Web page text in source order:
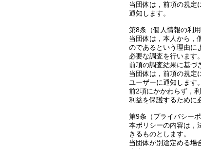
当団体は，前項の規定
通知します。
第8条（個人情報の利用
当団体は，本人から，
のであるという理由に
必要な調査を行います。
前項の調査結果に基づ
当団体は，前項の規定
ユーザーに通知します。
前2項にかかわらず，
利益を保護するために
第9条（プライバシーポ
本ポリシーの内容は，
きるものとします。
当団体が別途定める場